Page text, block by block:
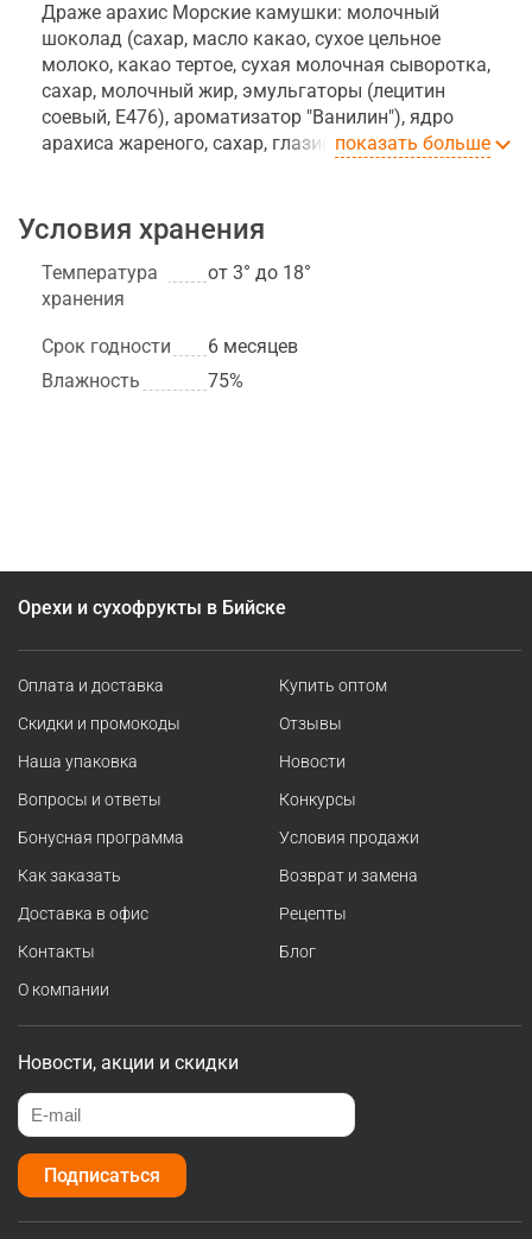
Драже арахис Морские камушки: молочный
шоколад (сахар, масло какао, сухое цельное
молоко, какао тертое, сухая молочная сыворотка,
сахар, молочный жир, эмульгаторы (лецитин
соевый, Е476), ароматизатор "Ванилин"), ядро
арахиса жареного, сахар, глазирователь, краситель.
сухое цельное молоко, какао тертое, сухая
молочная сыворотка, сахар, молочный жир,
эмульгаторы (лецитин соевый) ароматизатор
"Ванилин"), ядро миндаля жареного, сахар,
показать больше
Условия хранения
Температура
хранения
от 3° до 18°
Срок годности
6 месяцев
Влажность
75%
Орехи и сухофрукты в Бийске
Оплата и доставка
Скидки и промокоды
Наша упаковка
Вопросы и ответы
Бонусная программа
Как заказать
Доставка в офис
Контакты
О компании
Купить оптом
Отзывы
Новости
Конкурсы
Условия продажи
Возврат и замена
Рецепты
Блог
Новости, акции и скидки
Подписаться